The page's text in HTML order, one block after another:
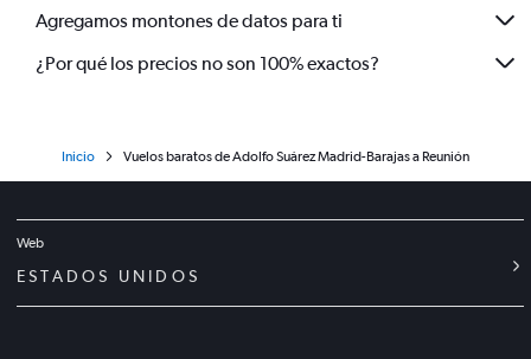
Agregamos montones de datos para ti
¿Por qué los precios no son 100% exactos?
Inicio Vuelos baratos de Adolfo Suárez Madrid-Barajas a Reunión
Web
ESTADOS UNIDOS